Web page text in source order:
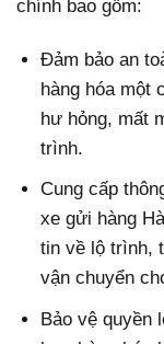
chính bao gồm:
Đảm bảo an
hàng hóa một
hư hỏng, mất
trình.
Cung cấp
xe gửi hàng
tin về lộ trình,
vận chuyển
Bảo vệ